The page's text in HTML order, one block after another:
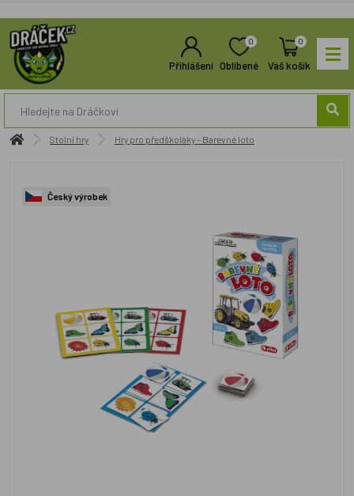
Přihlášení
0
Oblíbené
0
Váš košík
Stolní hry Hry pro předškoláky – Barevné loto
Český výrobek